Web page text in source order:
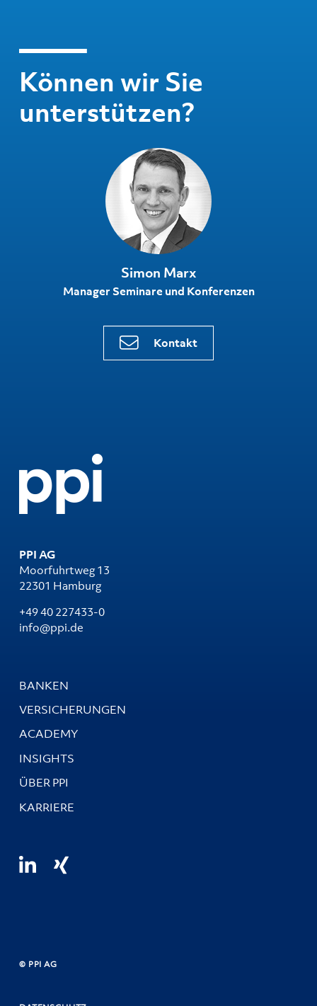
Können wir Sie
unterstützen?
Simon Marx
Manager Seminare und Konferenzen
Kontakt
PPI AG
Moorfuhrtweg 13
22301 Hamburg
+49 40 227433-0
info@ppi.de
BANKEN
VERSICHERUNGEN
ACADEMY
INSIGHTS
ÜBER PPI
KARRIERE
© PPI AG